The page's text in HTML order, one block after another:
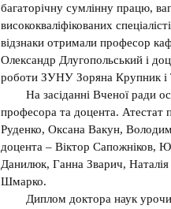
багаторічну сумлінну працю,
висококваліфікованих
відзнаки отримали професор
Олександр Длугопольський і
роботи ЗУНУ Зоряна Крупник і
На засіданні Вченої ради
професора та доцента. Атестат
Руденко, Оксана Вакун,
доцента – Віктор Сапожніков,
Данилюк, Ганна Зварич,
Шмарко.
Диплом доктора наук